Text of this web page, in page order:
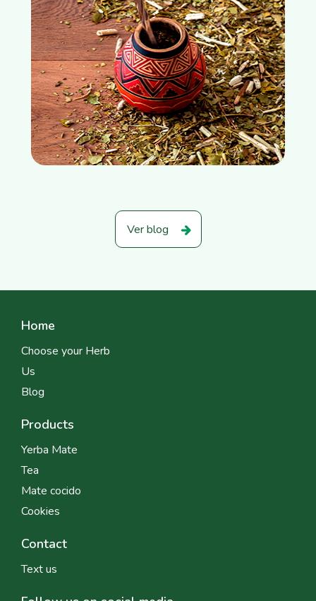
Ver blog
Home
Choose your Herb
Us
Blog
Products
Yerba Mate
Tea
Mate cocido
Cookies
Contact
Text us